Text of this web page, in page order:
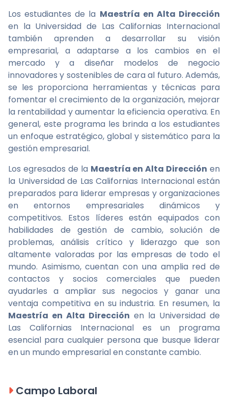
Los estudiantes de la Maestría en Alta Dirección
en la Universidad de Las Californias Internacional
también aprenden a desarrollar su visión
empresarial, a adaptarse a los cambios en el
mercado y a diseñar modelos de negocio
innovadores y sostenibles de cara al futuro. Además,
se les proporciona herramientas y técnicas para
fomentar el crecimiento de la organización, mejorar
la rentabilidad y aumentar la eficiencia operativa. En
general, este programa les brinda a los estudiantes
un enfoque estratégico, global y sistemático para la
gestión empresarial.
Los egresados de la Maestría en Alta Dirección en
la Universidad de Las Californias Internacional están
preparados para liderar empresas y organizaciones
en entornos empresariales dinámicos y
competitivos. Estos líderes están equipados con
habilidades de gestión de cambio, solución de
problemas, análisis crítico y liderazgo que son
altamente valoradas por las empresas de todo el
mundo. Asimismo, cuentan con una amplia red de
contactos y socios comerciales que pueden
ayudarles a ampliar sus negocios y ganar una
ventaja competitiva en su industria. En resumen, la
Maestría en Alta Dirección en la Universidad de
Las Californias Internacional es un programa
esencial para cualquier persona que busque liderar
en un mundo empresarial en constante cambio.
Campo Laboral